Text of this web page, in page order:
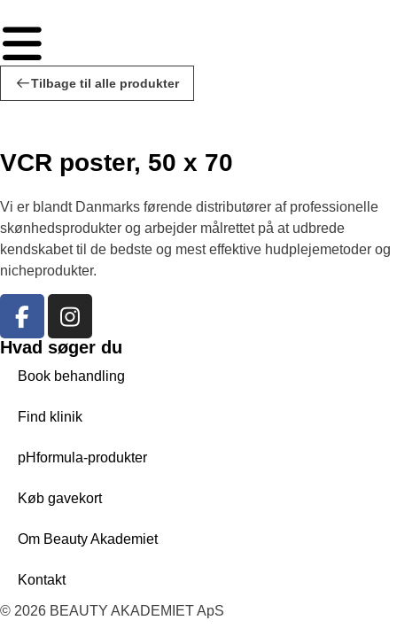
Tilbage til alle produkter
VCR poster, 50 x 70
Vi er blandt Danmarks førende distributører af professionelle
skønhedsprodukter og arbejder målrettet på at udbrede
kendskabet til de bedste og mest effektive hudplejemetoder og
nicheprodukter.
Hvad søger du
Book behandling
Find klinik
pHformula-produkter
Køb gavekort
Om Beauty Akademiet
Kontakt
© 2026 BEAUTY AKADEMIET ApS